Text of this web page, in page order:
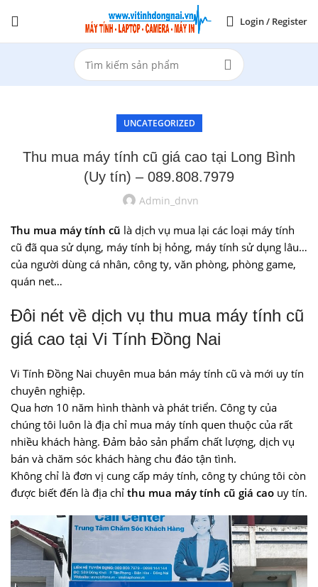
Login / Register
UNCATEGORIZED
Thu mua máy tính cũ giá cao tại Long Bình
(Uy tín) – 089.808.7979
Admin_dnvn
Thu mua máy tính cũ là dịch vụ mua lại các loại máy tính
cũ đã qua sử dụng, máy tính bị hỏng, máy tính sử dụng lâu…
của người dùng cá nhân, công ty, văn phòng, phòng game,
quán net…
Đôi nét về dịch vụ thu mua máy tính cũ
giá cao tại Vi Tính Đồng Nai
Vi Tính Đồng Nai chuyên mua bán máy tính cũ và mới uy tín
chuyên nghiệp.
Qua hơn 10 năm hình thành và phát triển. Công ty của
chúng tôi luôn là địa chỉ mua máy tính quen thuộc của rất
nhiều khách hàng. Đảm bảo sản phẩm chất lượng, dịch vụ
bán và chăm sóc khách hàng chu đáo tận tình.
Không chỉ là đơn vị cung cấp máy tính, công ty chúng tôi còn
được biết đến là địa chỉ thu mua máy tính cũ giá cao uy tín.